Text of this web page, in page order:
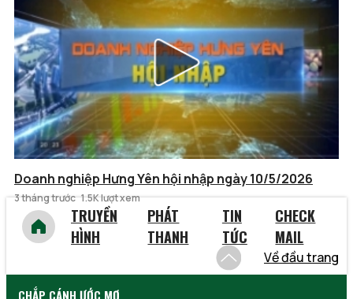
Doanh nghiệp Hưng Yên hội nhập ngày 10/5/2026
3 tháng trước 1.5K lượt xem
TRUYỀN
HÌNH
PHÁT
THANH
TIN
TỨC
CHECK
MAIL
Về đầu trang
CHẮP CÁNH ƯỚC MƠ